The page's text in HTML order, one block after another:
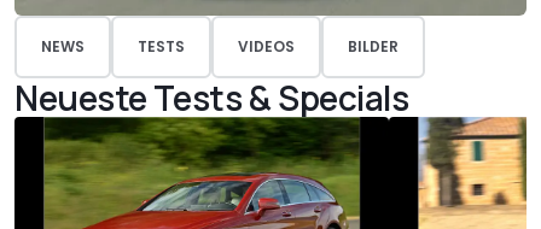
NEWS TESTS VIDEOS BILDER
Neueste Tests & Specials